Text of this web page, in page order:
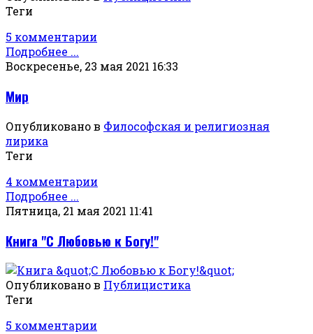
Теги
5 комментарии
Подробнее ...
Воскресенье, 23 мая 2021 16:33
Мир
Опубликовано в Философская и религиозная
лирика
Теги
4 комментарии
Подробнее ...
Пятница, 21 мая 2021 11:41
Книга "С Любовью к Богу!"
Опубликовано в Публицистика
Теги
5 комментарии